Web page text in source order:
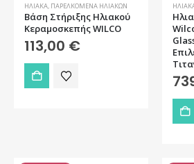
ΗΛΙΑΚΆ ΠΑΡΕΛΚΌΜΕΝΑ ΗΛΙΑΚΏΝ
Βάση Στήριξης Ηλιακού
Κεραμοσκεπής WILCO
113,00 €